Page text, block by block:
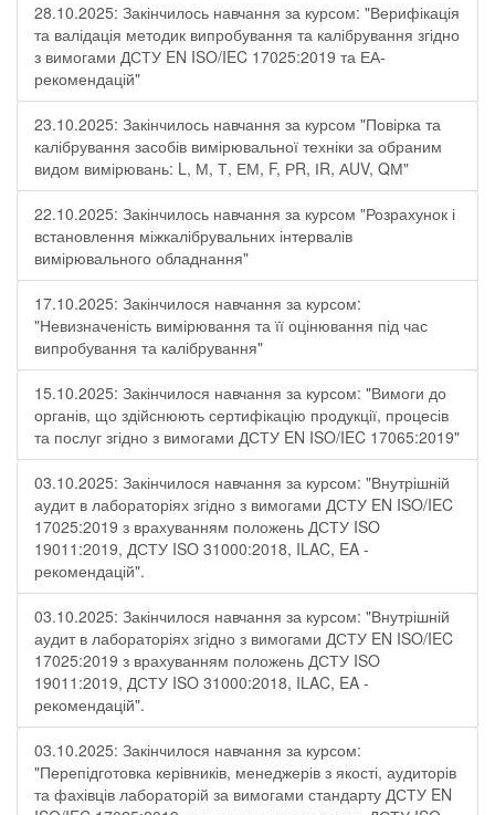
28.10.2025: Закінчилось навчання за курсом: "Верифікація
та валідація методик випробування та калібрування згідно
з вимогами ДСТУ EN ISO/IEC 17025:2019 та ЕА-
рекомендацій"
23.10.2025: Закінчилось навчання за курсом "Повірка та
калібрування засобів вимірювальної техніки за обраним
видом вимірювань: L, М, Т, ЕМ, F, РR, ІR, АUV, QМ"
22.10.2025: Закінчилось навчання за курсом "Розрахунок і
встановлення міжкалібрувальних інтервалів
вимірювального обладнання"
17.10.2025: Закінчилося навчання за курсом:
"Невизначеність вимірювання та її оцінювання під час
випробування та калібрування"
15.10.2025: Закінчилося навчання за курсом: "Вимоги до
органів, що здійснюють сертифікацію продукції, процесів
та послуг згідно з вимогами ДСТУ EN ISO/IEC 17065:2019"
03.10.2025: Закінчилося навчання за курсом: "Внутрішній
аудит в лабораторіях згідно з вимогами ДСТУ EN ISO/IEC
17025:2019 з врахуванням положень ДСТУ ISO
19011:2019, ДСТУ ISO 31000:2018, ILAC, EA -
рекомендацій".
03.10.2025: Закінчилося навчання за курсом: "Внутрішній
аудит в лабораторіях згідно з вимогами ДСТУ EN ISO/IEC
17025:2019 з врахуванням положень ДСТУ ISO
19011:2019, ДСТУ ISO 31000:2018, ILAC, EA -
рекомендацій".
03.10.2025: Закінчилося навчання за курсом:
"Перепідготовка керівників, менеджерів з якості, аудиторів
та фахівців лабораторій за вимогами стандарту ДСТУ EN